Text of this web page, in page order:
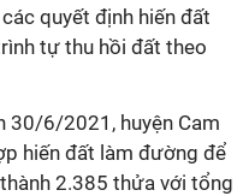
quyết định hiến đất
tự thu hồi đất theo
6/2021, huyện Cam
hiến đất làm đường để
2.385 thửa với tổng